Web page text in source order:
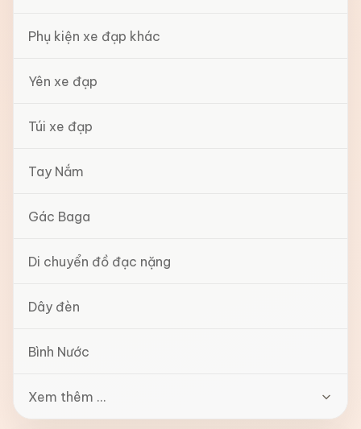
Phụ kiện xe đạp khác
Yên xe đạp
Túi xe đạp
Tay Nắm
Gác Baga
Di chuyển đồ đạc nặng
Dây đèn
Bình Nước
Xem thêm ...